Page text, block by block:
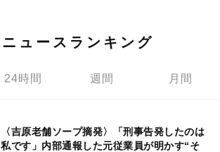
ニュースランキング
24時間 週間 月間
〈吉原老舗ソープ摘発〉「刑事告発したのは
私です」内部通報した元従業員が明かす“そ